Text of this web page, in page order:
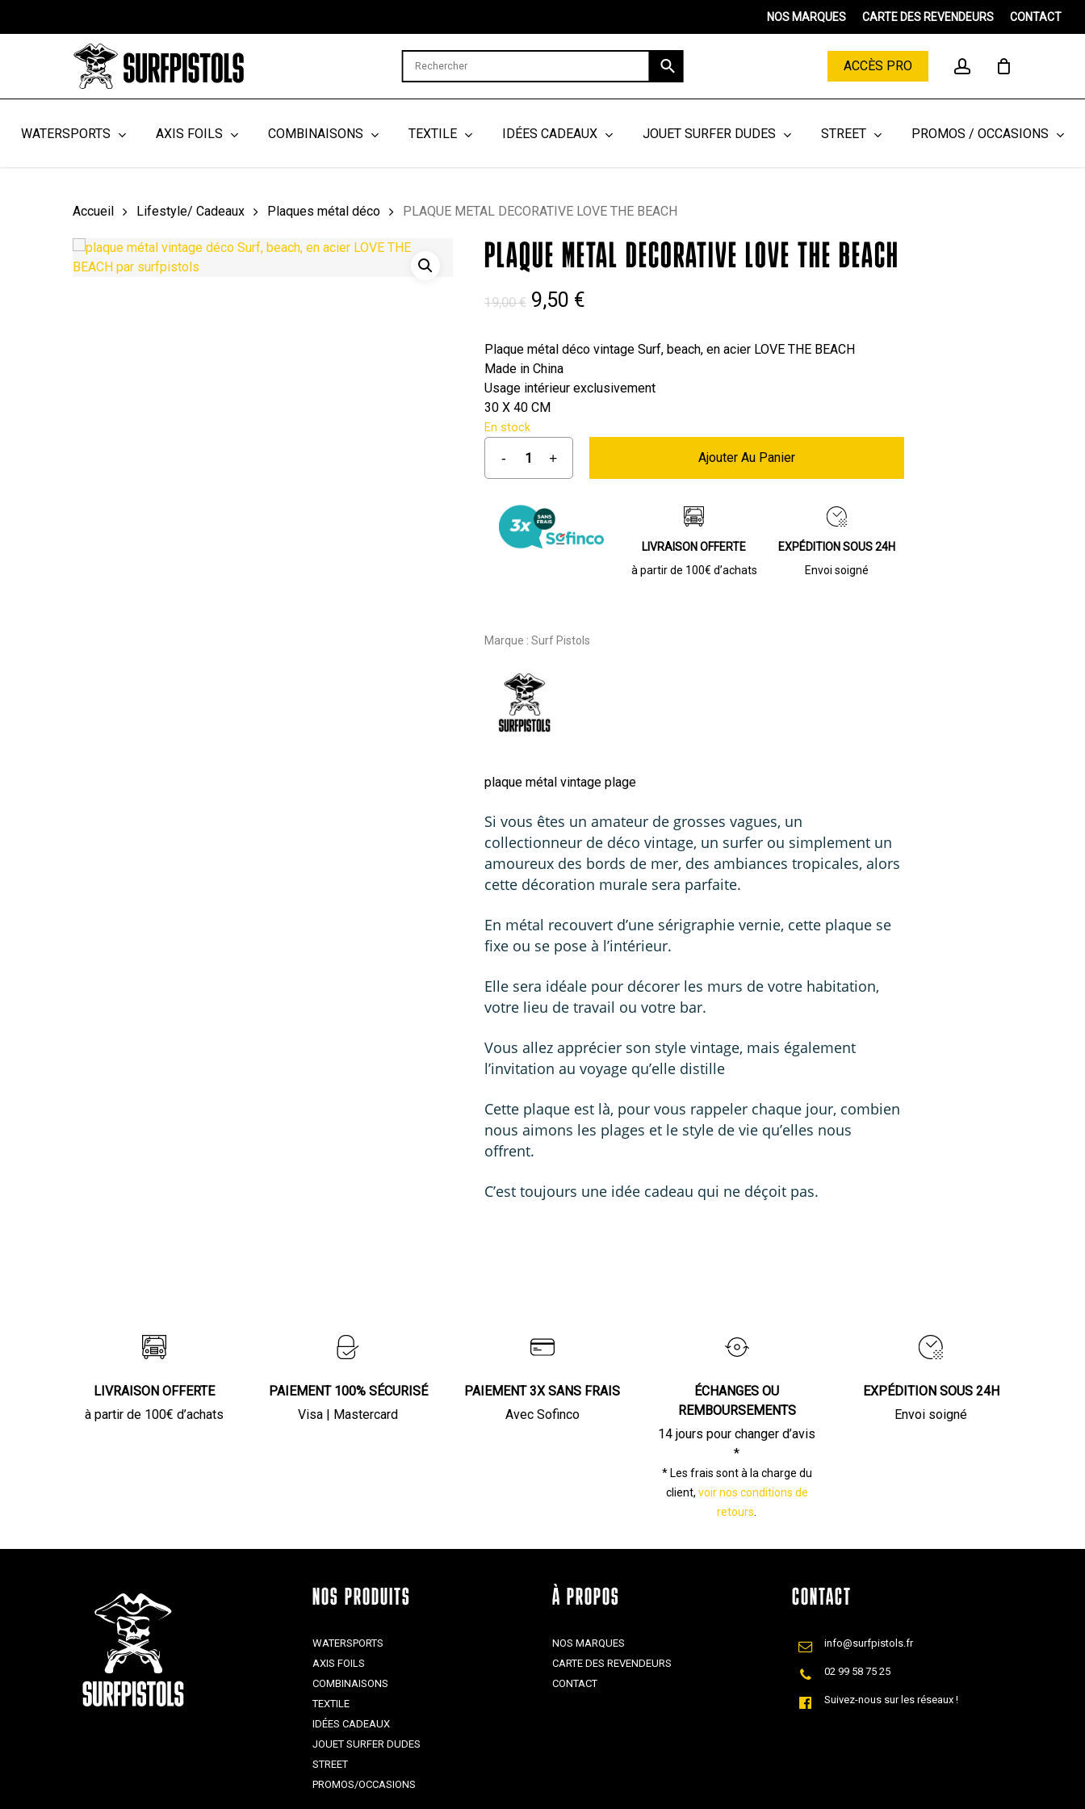
NOS MARQUES CARTE DES REVENDEURS CONTACT
ACCÈS PRO account
WATERSPORTS AXIS FOILS COMBINAISONS TEXTILE IDÉES CADEAUX JOUET SURFER DUDES STREET PROMOS / OCCASIONS
Cart Close
Accueil Lifestyle/ Cadeaux Plaques métal déco PLAQUE METAL DECORATIVE LOVE THE BEACH
PLAQUE METAL DECORATIVE LOVE THE BEACH
19,00€ Le
initial
était :
19,00 €.
9,50 €Le
actuel
9,50 €.
Plaque métal déco vintage Surf, beach, en acier LOVE THE BEACH
Made in China
Usage intérieur exclusivement
30 X 40 CM
En stock
Ajouter Au Panier
LIVRAISON OFFERTE
à partir de 100€ d’achats
EXPÉDITION SOUS 24H
Envoi soigné
Marque : Surf Pistols
plaque métal vintage plage
Si vous êtes un amateur de grosses vagues, un
collectionneur de déco vintage, un surfer ou simplement un
amoureux des bords de mer, des ambiances tropicales, alors
cette décoration murale sera parfaite.
En métal recouvert d’une sérigraphie vernie, cette plaque se
fixe ou se pose à l’intérieur.
Elle sera idéale pour décorer les murs de votre habitation,
votre lieu de travail ou votre bar.
Vous allez apprécier son style vintage, mais également
l’invitation au voyage qu’elle distille
Cette plaque est là, pour vous rappeler chaque jour, combien
nous aimons les plages et le style de vie qu’elles nous
offrent.
C’est toujours une idée cadeau qui ne déçoit pas.
LIVRAISON OFFERTE
à partir de 100€ d’achats
PAIEMENT 100% SÉCURISÉ
Visa | Mastercard
PAIEMENT 3X SANS FRAIS
Avec Sofinco
ÉCHANGES OU
REMBOURSEMENTS
14 jours pour changer d’avis
*
* Les frais sont à la charge du
client, voir nos conditions de
retours
EXPÉDITION SOUS 24H
Envoi soigné
NOS PRODUITS
WATERSPORTS
AXIS FOILS
COMBINAISONS
TEXTILE
IDÉES CADEAUX
JOUET SURFER DUDES
STREET
PROMOS/OCCASIONS
À PROPOS
NOS MARQUES
CARTE DES REVENDEURS
CONTACT
CONTACT
info@surfpistols.fr
02 99 58 75 25
Suivez-nous sur les réseaux !
Menu